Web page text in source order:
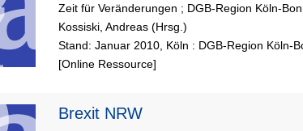
Zeit für Veränderungen ; DGB-Region Köln-
Kossiski, Andreas (Hrsg.)
Stand: Januar 2010, Köln : DGB-Region Köln-
[Online Ressource]
Brexit NRW